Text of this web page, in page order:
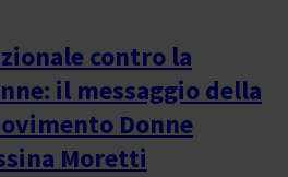
contro la
il messaggio della
Donne
Moretti